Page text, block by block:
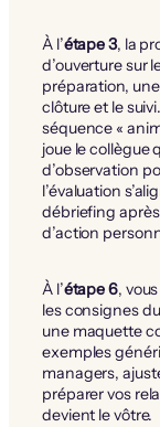
À l’étape 3, la
d’ouverture sur
préparation,
clôture et le suivi.
séquence «
joue le collègue
d’observation
l’évaluation
débriefing
d’action
À l’étape 6,
les consignes
une maquette
exemples
managers,
préparer vos
devient le vôtre.